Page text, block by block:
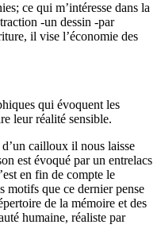
ce qui m’intéresse dans la
-un dessin -par
il vise l’économie des
qui évoquent les
leur réalité sensible.
cailloux il nous laisse
est évoqué par un entrelacs
en fin de compte le
motifs que ce dernier pense
de la mémoire et des
humaine, réaliste par